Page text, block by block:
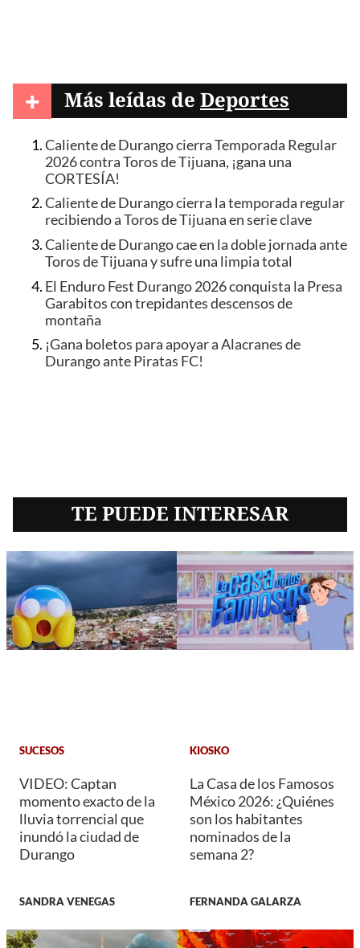
+ Más leídas de Deportes
Caliente de Durango cierra Temporada Regular
2026 contra Toros de Tijuana, ¡gana una
CORTESÍA!
Caliente de Durango cierra la temporada regular
recibiendo a Toros de Tijuana en serie clave
Caliente de Durango cae en la doble jornada ante
Toros de Tijuana y sufre una limpia total
El Enduro Fest Durango 2026 conquista la Presa
Garabitos con trepidantes descensos de
montaña
¡Gana boletos para apoyar a Alacranes de
Durango ante Piratas FC!
TE PUEDE INTERESAR
SUCESOS
VIDEO: Captan
momento exacto de la
lluvia torrencial que
inundó la ciudad de
Durango
SANDRA VENEGAS
KIOSKO
La Casa de los Famosos
México 2026: ¿Quiénes
son los habitantes
nominados de la
semana 2?
FERNANDA GALARZA